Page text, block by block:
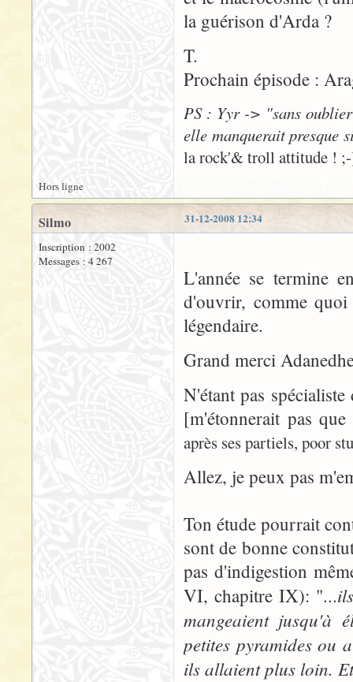
la guérison d'Arda ?
T.
Prochain épisode :
PS : Yyr -> "sans
elle manquerait presque
la rock'& troll attitude !
Hors ligne
31-12-2008 12:34
Silmo
Inscription : 2002
Messages : 4 267
L'année se termine
d'ouvrir, comme
légendaire.
Grand merci
N'étant pas
[m'étonnerait pas
après ses partiels, poor
Allez, je peux pas
Ton étude pourrait
sont de bonne
pas d'indigestion
VI, chapitre IX): "...
mangeaient jusqu'à
petites pyramides ou
ils allaient plus loin.